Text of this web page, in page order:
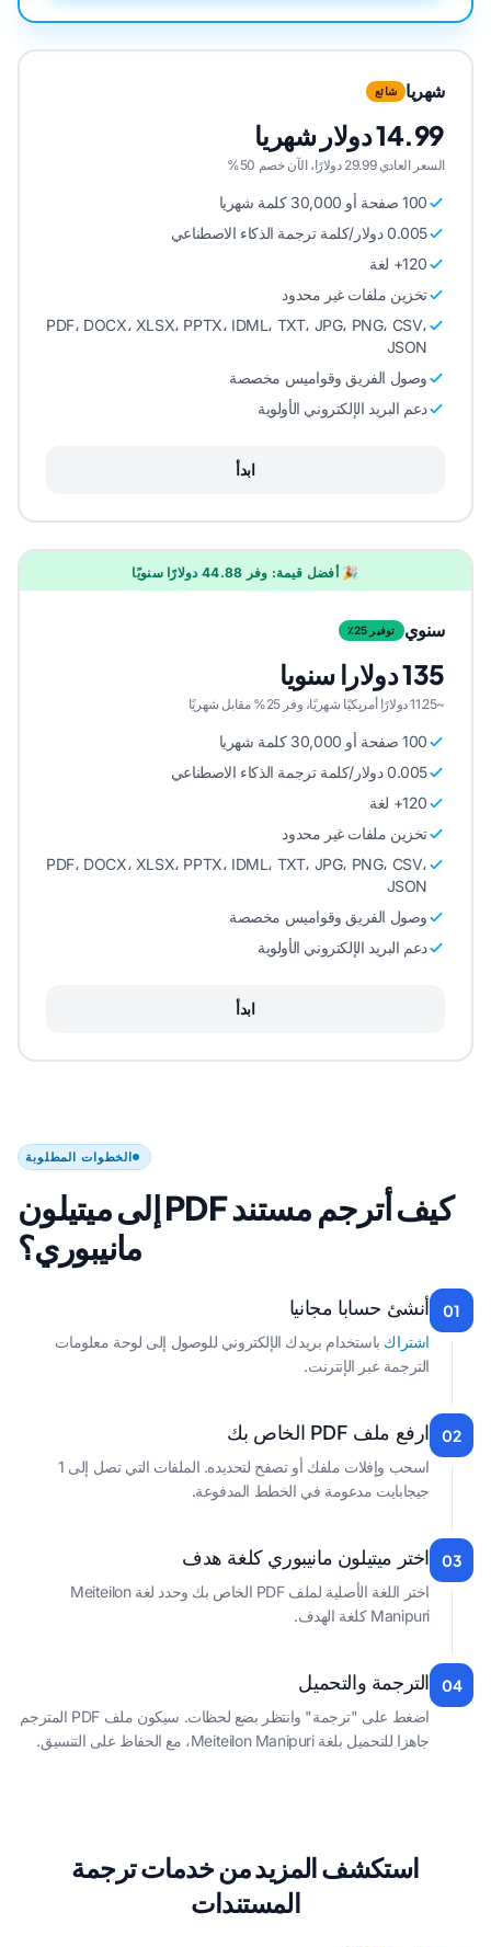
شهريا شائع
14.99 دولار شهريا
السعر العادي 29.99 دولارًا، الآن خصم 50%
100 صفحة أو 30,000 كلمة شهريا
0.005 دولار/كلمة ترجمة الذكاء الاصطناعي
120+ لغة
تخزين ملفات غير محدود
PDF، DOCX، XLSX، PPTX، IDML، TXT، JPG، PNG، CSV،
JSON
وصول الفريق وقواميس مخصصة
دعم البريد الإلكتروني الأولوية
ابدأ
🎉 أفضل قيمة: وفر 44.88 دولارًا سنويًا
سنوي توفير 25٪
135 دولارا سنويا
~11.25 دولارًا أمريكيًا شهريًا، وفر 25% مقابل شهريًا
100 صفحة أو 30,000 كلمة شهريا
0.005 دولار/كلمة ترجمة الذكاء الاصطناعي
120+ لغة
تخزين ملفات غير محدود
PDF، DOCX، XLSX، PPTX، IDML، TXT، JPG، PNG، CSV،
JSON
وصول الفريق وقواميس مخصصة
دعم البريد الإلكتروني الأولوية
ابدأ
الخطوات المطلوبة
كيف أترجم مستند PDF إلى ميتيلون
مانيبوري؟
01 أنشئ حسابا مجانيا
اشتراك باستخدام بريدك الإلكتروني للوصول إلى لوحة معلومات
الترجمة عبر الإنترنت.
02 ارفع ملف PDF الخاص بك
اسحب وإفلات ملفك أو تصفح لتحديده. الملفات التي تصل إلى 1
جيجابايت مدعومة في الخطط المدفوعة.
03 اختر ميتيلون مانيبوري كلغة هدف
اختر اللغة الأصلية لملف PDF الخاص بك وحدد لغة Meiteilon
Manipuri كلغة الهدف.
04 الترجمة والتحميل
اضغط على "ترجمة" وانتظر بضع لحظات. سيكون ملف PDF المترجم
جاهزا للتحميل بلغة Meiteilon Manipuri، مع الحفاظ على التنسيق.
استكشف المزيد من خدمات ترجمة
المستندات